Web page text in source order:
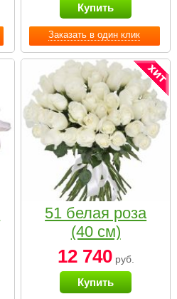
Заказать в один клик
Купить
51 белая роза
(40 см)
12 740руб.
Купить